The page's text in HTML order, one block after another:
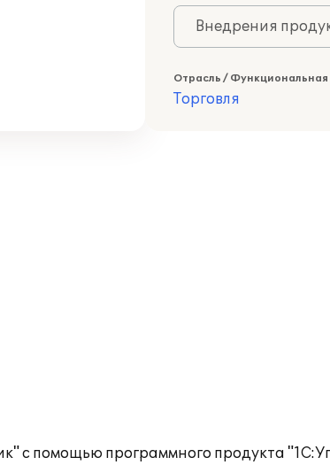
Внедрения
Отрасль / Функциональная
Торговля
с помощью программного продукта